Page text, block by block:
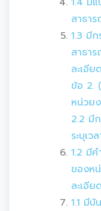
สาธา
1.3 มี
สาธา
ละเอี
ข้อ 2.
หน่วย
2.2 มี
ระบุเว
1.2 มี
ของห
ละเอี
1.1 มี